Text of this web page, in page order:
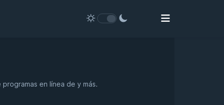
en línea de y más.